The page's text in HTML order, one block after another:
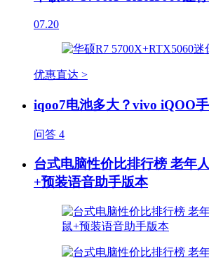
07.20
优惠直达 >
iqoo7电池多大？vivo iQOO
问答 4
台式电脑性价比排行榜 老年
+预装语音助手版本